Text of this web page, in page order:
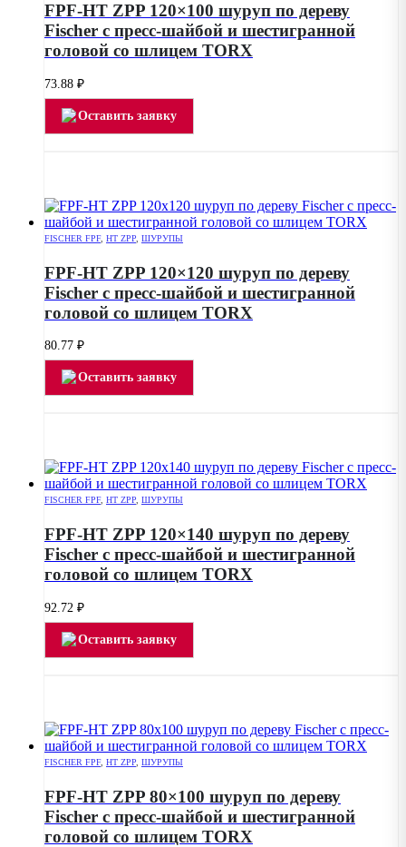
FPF-HT ZPP 120×100 шуруп по дереву
Fischer с пресс-шайбой и шестигранной
головой со шлицем TORX
73.88 ₽
Оставить заявку
FISCHER FPF, HT ZPP ШУРУПЫ
FPF-HT ZPP 120×120 шуруп по дереву
Fischer с пресс-шайбой и шестигранной
головой со шлицем TORX
80.77 ₽
Оставить заявку
FISCHER FPF, HT ZPP, ШУРУПЫ
FPF-HT ZPP 120×140 шуруп по дереву
Fischer с пресс-шайбой и шестигранной
головой со шлицем TORX
92.72 ₽
Оставить заявку
FISCHER FPF, HT ZPP ШУРУПЫ
FPF-HT ZPP 80×100 шуруп по дереву
Fischer с пресс-шайбой и шестигранной
головой со шлицем TORX